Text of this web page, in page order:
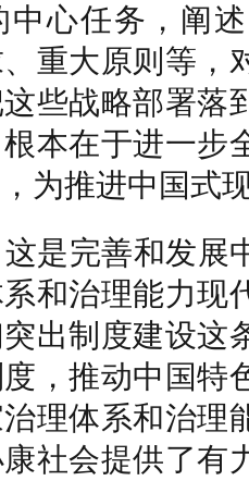
中心任务，阐
重大原则等，
些战略部署落
本在于进一步
为推进中国式
完善和发展
和治理能力现
出制度建设这
，推动中国特
理体系和治理
社会提供了有